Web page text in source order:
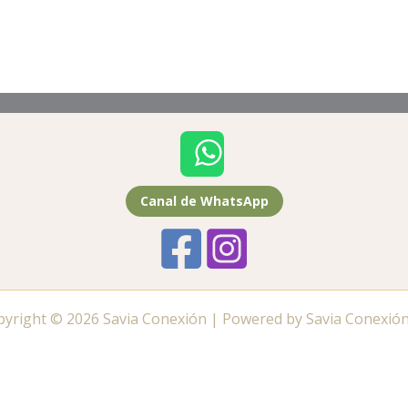
Canal de WhatsApp
© 2026 Savia Conexión | Powered by Savia